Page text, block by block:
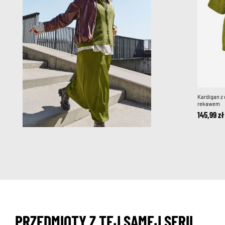
Kardigan
rekawem
145,99 zł
PRZEDMIOTY Z TEJ SAMEJ SERII